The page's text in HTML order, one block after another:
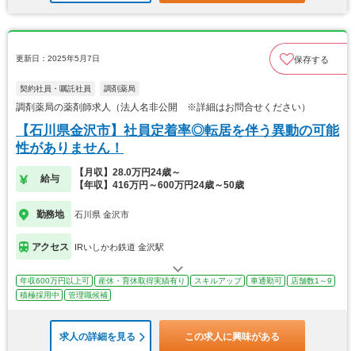
更新日：2025年5月7日 保存する
契約社員・嘱託社員 調剤薬局
調剤薬局の薬剤師求人（法人名非公開 ※詳細はお問合せください）
【石川県金沢市】社員定着率◎転居を伴う異動の可能
性がありません！
給与
【月収】28.0万円24歳～
【年収】416万円～600万円24歳～50歳
勤務地 石川県 金沢市
アクセス IRいしかわ鉄道 金沢駅
年収600万円以上可 産休・育休取得実績有り スキルアップ 車通勤可
店舗数1～9
積極採用中
管理職候補
求人の詳細を見る この求人に興味がある